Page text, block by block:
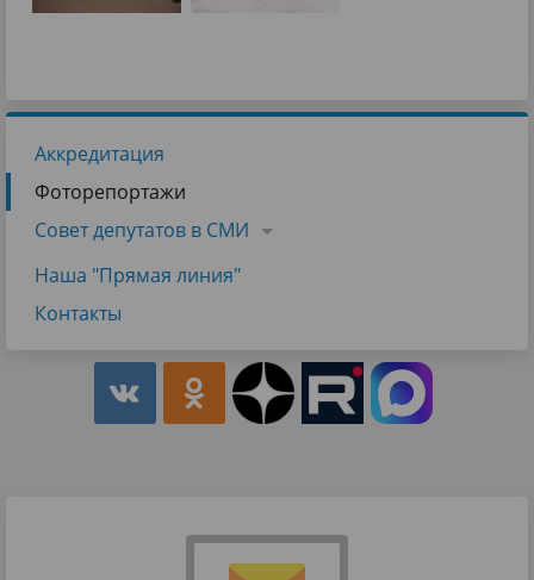
Аккредитация
Фоторепортажи
Совет депутатов в СМИ
Наша "Прямая линия"
Контакты